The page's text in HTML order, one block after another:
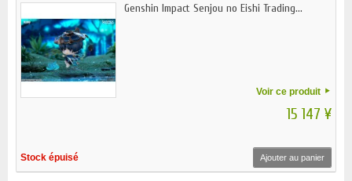
Genshin Impact Senjou no Eishi Trading...
Voir ce produit
15 147 ¥
Stock épuisé Ajouter au panier